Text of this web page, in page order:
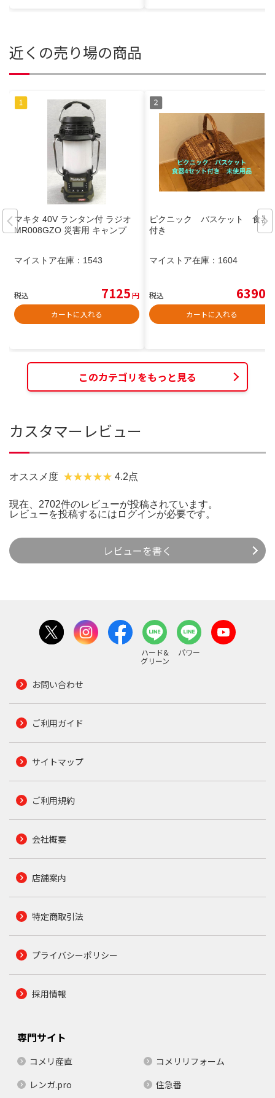
近くの売り場の商品
マキタ 40V ランタン付 ラジオ
MR008GZO 災害用 キャンプ
マイストア在庫： 1543
税込 7125円
カートに入れる
ピクニック バスケット 食器
付き
マイストア在庫： 1604
税込 6390
カートに入れる
このカテゴリをもっと見る
カスタマーレビュー
オススメ度 4.2点
現在、2702件のレビューが投稿されています。
レビューを投稿するには ログインが必要です。
レビューを書く
ハード&
グリーン
パワー
お問い合わせ
ご利用ガイド
サイトマップ
ご利用規約
会社概要
店舗案内
特定商取引法
プライバシーポリシー
採用情報
専門サイト
コメリ産直
コメリリフォーム
レンガ.pro
住急番